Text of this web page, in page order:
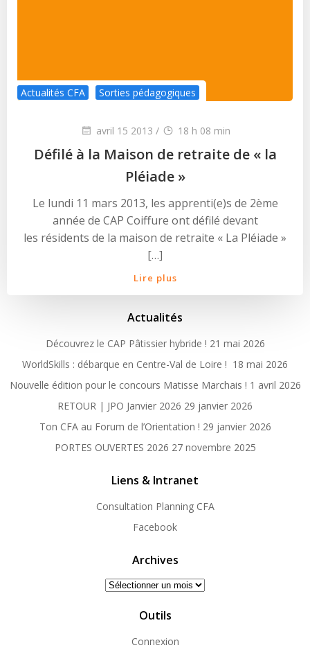
Actualités CFA Sorties pédagogiques
avril 15 2013 / 18 h 08 min
Défilé à la Maison de retraite de « la
Pléiade »
Le lundi 11 mars 2013, les apprenti(e)s de 2ème
année de CAP Coiffure ont défilé devant
les résidents de la maison de retraite « La Pléiade »
[…]
Lire plus
Actualités
Découvrez le CAP Pâtissier hybride ! 21 mai 2026
WorldSkills : débarque en Centre-Val de Loire ! 18 mai 2026
Nouvelle édition pour le concours Matisse Marchais ! 1 avril 2026
RETOUR | JPO Janvier 2026 29 janvier 2026
Ton CFA au Forum de l’Orientation ! 29 janvier 2026
PORTES OUVERTES 2026 27 novembre 2025
Liens & Intranet
Consultation Planning CFA
Facebook
Archives
Archives
Outils
Connexion